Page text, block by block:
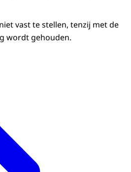
vast te stellen, tenzij met de
wordt gehouden.